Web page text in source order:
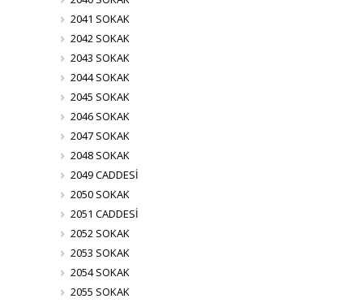
2041 SOKAK
2042 SOKAK
2043 SOKAK
2044 SOKAK
2045 SOKAK
2046 SOKAK
2047 SOKAK
2048 SOKAK
2049 CADDESİ
2050 SOKAK
2051 CADDESİ
2052 SOKAK
2053 SOKAK
2054 SOKAK
2055 SOKAK